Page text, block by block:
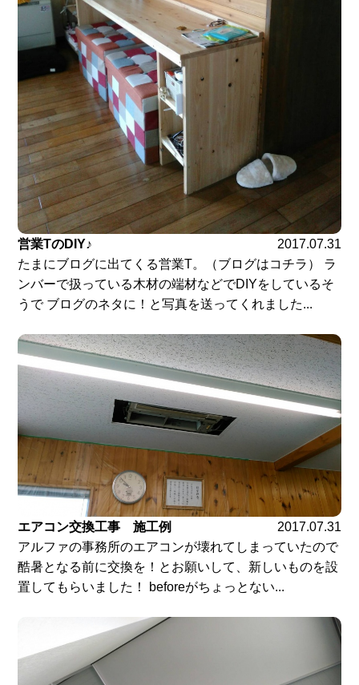
営業TのDIY♪
2017.07.31
たまにブログに出てくる営業T。（ブログはコチラ） ラ
ンバーで扱っている木材の端材などでDIYをしているそ
うで ブログのネタに！と写真を送ってくれました...
エアコン交換工事 施工例
2017.07.31
アルファの事務所のエアコンが壊れてしまっていたので
酷暑となる前に交換を！とお願いして、新しいものを設
置してもらいました！ beforeがちょっとない...